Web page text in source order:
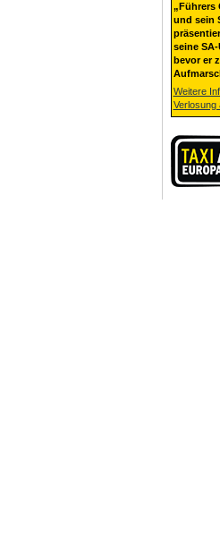
„Führers
und sein
seine
bevor er
Weitere
Verlosung